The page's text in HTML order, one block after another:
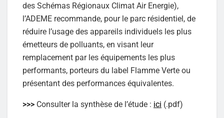
des Schémas Régionaux Climat Air Energie),
l’ADEME recommande, pour le parc résidentiel, de
réduire l’usage des appareils individuels les plus
émetteurs de polluants, en visant leur
remplacement par les équipements les plus
performants, porteurs du label Flamme Verte ou
présentant des performances équivalentes.
>>> Consulter la synthèse de l’étude : ici (.pdf)